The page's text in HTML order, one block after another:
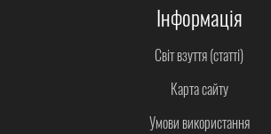
Інформація
Світ взуття (статті)
Карта сайту
Умови використання